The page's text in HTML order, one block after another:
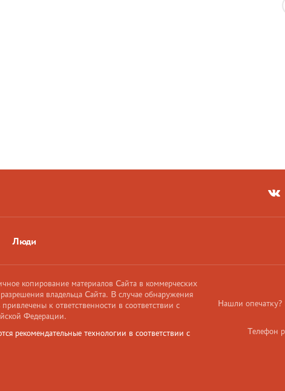
Люди
Нашли опечатку?
Телефон
копирование материалов Сайта в коммерческих
владельца Сайта. В случае обнаружения
к ответственности в соответствии с
Федерации.
рекомендательные технологии в соответствии с